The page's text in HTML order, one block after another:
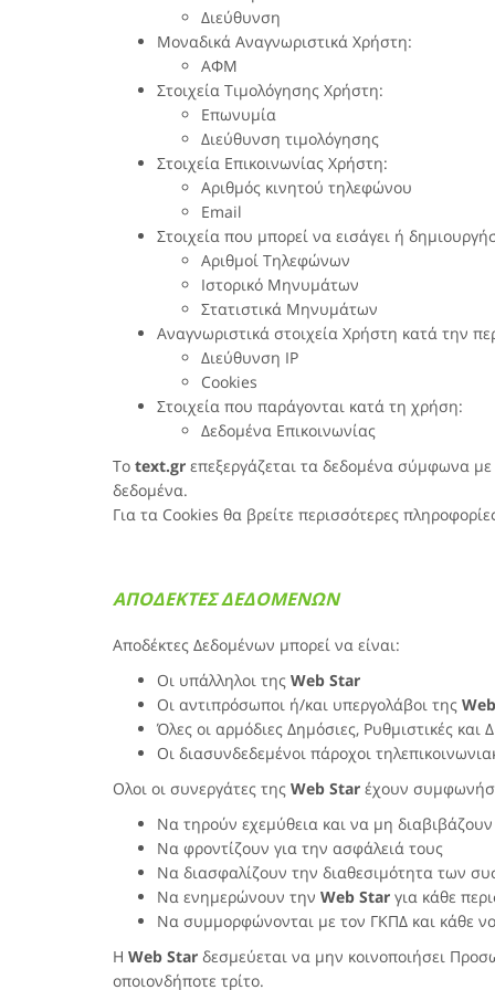
Διεύθυνση
Μοναδικά Αναγνωριστικά Χρήστη:
ΑΦΜ
Στοιχεία Τιμολόγησης Χρήστη:
Επωνυμία
Διεύθυνση τιμολόγησης
Στοιχεία Επικοινωνίας Χρήστη:
Αριθμός κινητού τηλεφώνου
Εmail
Στοιχεία που μπορεί να εισάγει ή
Αριθμοί Τηλεφώνων
Ιστορικό Μηνυμάτων
Στατιστικά Μηνυμάτων
Αναγνωριστικά στοιχεία Χρήστη κατά την
Διεύθυνση IP
Cookies
Στοιχεία που παράγονται κατά τη χρήση:
Δεδομένα Επικοινωνίας
Το text.gr επεξεργάζεται τα δεδομένα σύμφωνα με
δεδομένα.
Για τα Cookies θα βρείτε περισσότερες
ΑΠΟΔΕΚΤΕΣ ΔΕΔΟΜΕΝΩΝ
Αποδέκτες Δεδομένων μπορεί να είναι:
Οι υπάλληλοι της Web Star
Οι αντιπρόσωποι ή/και υπεργολάβοι της
Όλες οι αρμόδιες Δημόσιες, Ρυθμιστικές και
Οι διασυνδεδεμένοι πάροχοι
Ολοι οι συνεργάτες της Web Star έχουν
Να τηρούν εχεμύθεια και να μη
Να φροντίζουν για την ασφάλειά τους
Να διασφαλίζουν την διαθεσιμότητα των
Να ενημερώνουν την Web Star για κάθε
Να συμμορφώνονται με τον ΓΚΠΔ και κάθε
Η Web Star δεσμεύεται να μην κοινοποιήσει
οποιονδήποτε τρίτο.